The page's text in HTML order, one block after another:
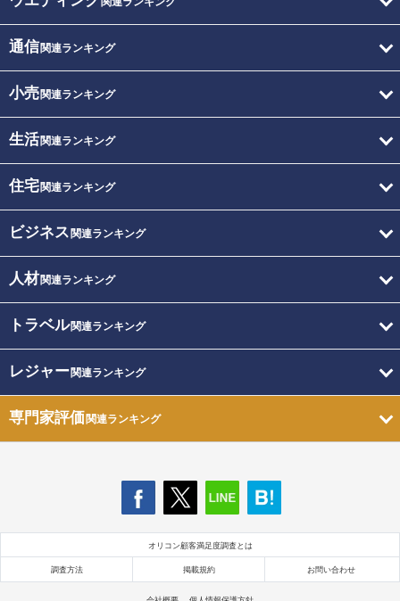
通信関連ランキング
小売関連ランキング
生活関連ランキング
住宅関連ランキング
ビジネス 関連ランキング
人材関連ランキング
トラベル関連ランキング
レジャー関連ランキング
専門家評価関連ランキング
オリコン顧客満足度調査とは
調査方法 掲載規約 お問い合わせ